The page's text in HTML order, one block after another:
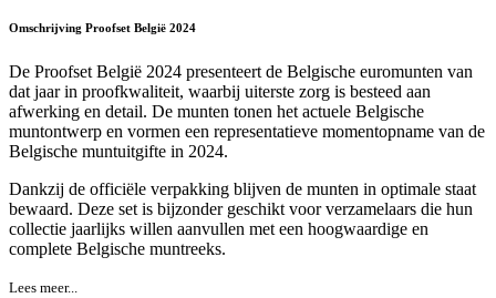
Omschrijving Proofset België 2024
De Proofset België 2024 presenteert de Belgische euromunten van
dat jaar in proofkwaliteit, waarbij uiterste zorg is besteed aan
afwerking en detail. De munten tonen het actuele Belgische
muntontwerp en vormen een representatieve momentopname van de
Belgische muntuitgifte in 2024.
Dankzij de officiële verpakking blijven de munten in optimale staat
bewaard. Deze set is bijzonder geschikt voor verzamelaars die hun
collectie jaarlijks willen aanvullen met een hoogwaardige en
complete Belgische muntreeks.
Lees meer...